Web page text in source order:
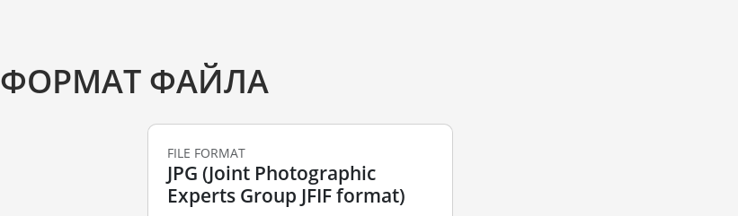
ФОРМАТ ФАЙЛА
FILE FORMAT
JPG (Joint Photographic
Experts Group JFIF format)